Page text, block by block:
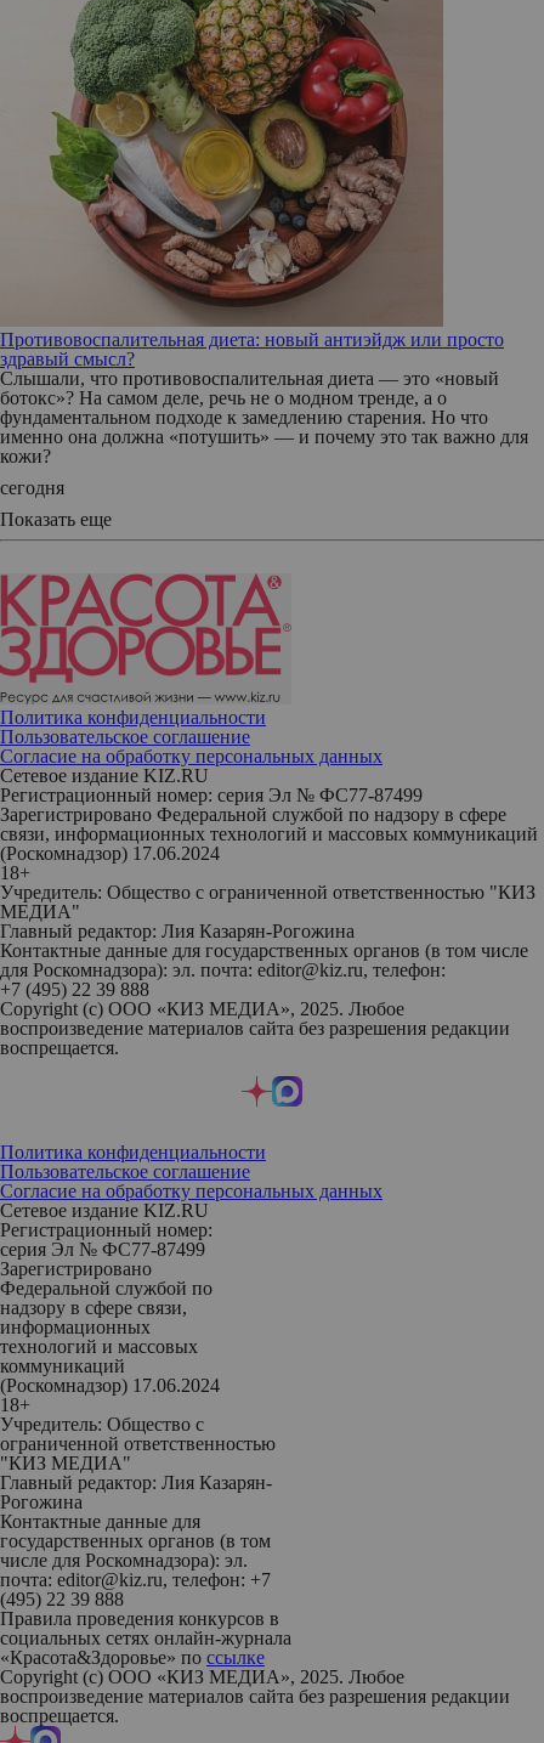
Противовоспалительная диета: новый антиэйдж или просто
здравый смысл?
Слышали, что противовоспалительная диета — это «новый
ботокс»? На самом деле, речь не о модном тренде, а о
фундаментальном подходе к замедлению старения. Но что
именно она должна «потушить» — и почему это так важно для
кожи?
сегодня
Показать еще
Политика конфиденциальности
Пользовательское соглашение
Согласие на обработку персональных данных
Сетевое издание KIZ.RU
Регистрационный номер: серия Эл № ФС77-87499
Зарегистрировано Федеральной службой по надзору в сфере
связи, информационных технологий и массовых коммуникаций
(Роскомнадзор) 17.06.2024
18+
Учредитель: Общество с ограниченной ответственностью "КИЗ
МЕДИА"
Главный редактор: Лия Казарян-Рогожина
Контактные данные для государственных органов (в том числе
для Роскомнадзора): эл. почта: editor@kiz.ru, телефон:
+7 (495) 22 39 888
Copyright (с) ООО «КИЗ МЕДИА», 2025. Любое
воспроизведение материалов сайта без разрешения редакции
воспрещается.
Политика конфиденциальности
Пользовательское соглашение
Согласие на обработку персональных данных
Сетевое издание KIZ.RU
Регистрационный номер:
серия Эл № ФС77-87499
Зарегистрировано
Федеральной службой по
надзору в сфере связи,
информационных
технологий и массовых
коммуникаций
(Роскомнадзор) 17.06.2024
18+
Учредитель: Общество с
ограниченной ответственностью
"КИЗ МЕДИА"
Главный редактор: Лия Казарян-
Рогожина
Контактные данные для
государственных органов (в том
числе для Роскомнадзора): эл.
почта: editor@kiz.ru, телефон: +7
(495) 22 39 888
Правила проведения конкурсов в
социальных сетях онлайн-журнала
«Красота&Здоровье» по ссылке
Copyright (с) ООО «КИЗ МЕДИА», 2025. Любое
воспроизведение материалов сайта без разрешения редакции
воспрещается.